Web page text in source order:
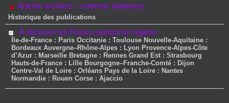
Articles archivés : contenus antérieurs
Historique des publications
À découvrir en France, partout en régions
Île-de-France : Paris Occitanie : Toulouse Nouvelle-Aquitaine :
Bordeaux Auvergne–Rhône-Alpes : Lyon Provence-Alpes-Côte
d’Azur : Marseille Bretagne : Rennes Grand Est : Strasbourg
Hauts-de-France : Lille Bourgogne–Franche-Comté : Dijon
Centre-Val de Loire : Orléans Pays de la Loire : Nantes
Normandie : Rouen Corse : Ajaccio